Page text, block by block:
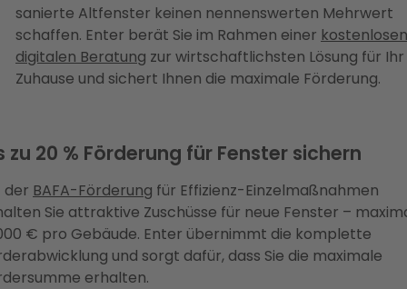
sanierte Altfenster keinen nennenswerten Mehrwert
schaffen. Enter berät Sie im Rahmen einer kostenlosen
digitalen Beratung zur wirtschaftlichsten Lösung für Ihr
Zuhause und sichert Ihnen die maximale Förderung.
zu 20 % Förderung für Fenster sichern
der BAFA-Förderung für Effizienz-Einzelmaßnahmen
Sie attraktive Zuschüsse für neue Fenster –
€ pro Gebäude. Enter übernimmt die komplette
und sorgt dafür, dass Sie die maximale
erhalten.